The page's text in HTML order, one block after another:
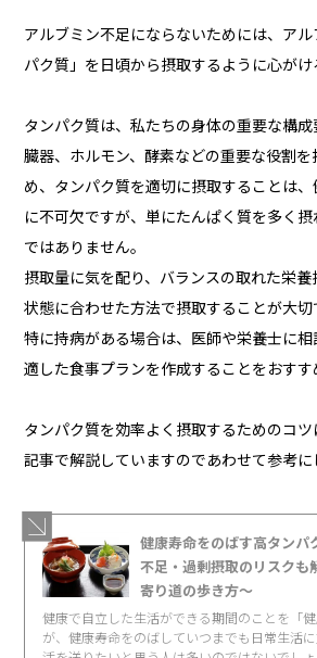
アルブミン不足にならないためには、ア
パク質」を日頃から摂取するように心がけ
タンパク質は、私たちの身体の重要な構
臓器、ホルモン、酵素などの重要な役割を
め、タンパク質を適切に摂取することは
に不可欠ですが、単にたんぱく質を多く
ではありません。
摂取量に気を配り、バランスの取れた栄
状態に合わせた方法で摂取することが大切
特に持病がある場合は、医師や栄養士に
適した食事プランを作成することをおすす
タンパク質を効率よく摂取するためのコ
記事で解説していますのであわせて参考に
健康寿命をのばす高タンパ
不足・過剰摂取のリスク
寄り道の歩き方〜
健康で自立した生活ができる期間のことを「
が、健康寿命をのばしていつまでも日常生活